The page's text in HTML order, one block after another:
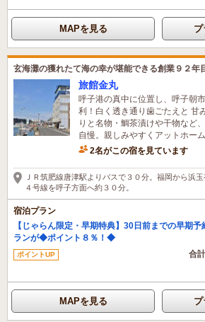
MAPを見る
玄海灘の獲れたて海の幸が堪能できる創業９２年
旅館金丸
呼子港の真中に位置し、呼子朝
利！白く透き通り歯ごたえと 甘
りと名物・鯛茶漬けや干物など
自慢。親しみやすくアットホーム
2名がこの宿を見ています
ＪＲ筑肥線唐津駅よりバスで３０分。福岡から浜
４号線を呼子方面へ約３０分。
宿泊プラン
【じゃらん限定・早期特典】30日前までの早期
ランが◆ポイント８％！◆
ポイントUP 合
MAPを見る